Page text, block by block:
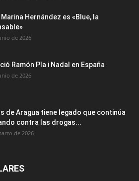
Hernández es «Blue, la
de 2026
Ramón Pla i Nadal en España
de 2026
de Aragua tiene legado que continúa
contra las drogas...
de 2026